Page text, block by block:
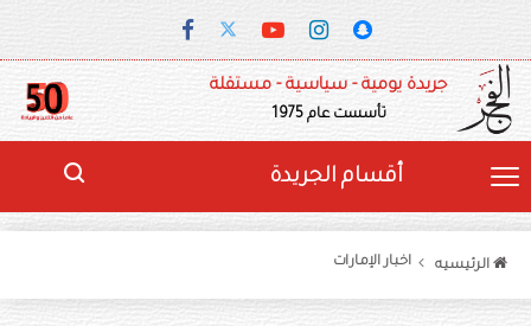
جريدة يومية - سياسية - مستقلة
تأسست عام 1975
أقسام الجريدة
الرئيسيه اخبار الإمارات